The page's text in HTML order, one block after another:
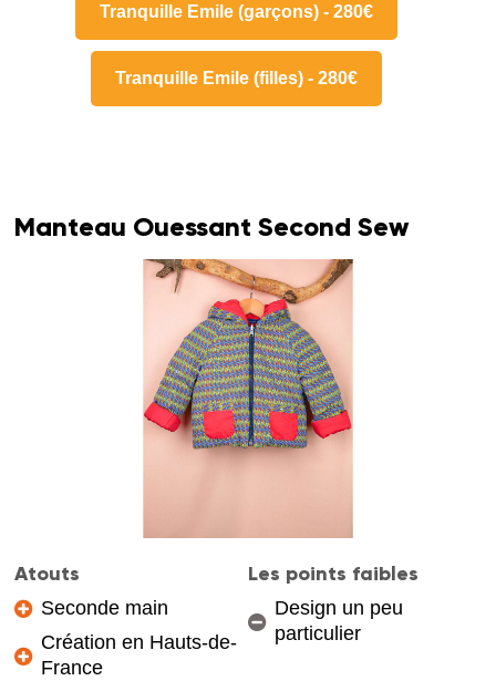
Tranquille Emile (garçons) - 280€
Tranquille Emile (filles) - 280€
Manteau Ouessant Second Sew
Atouts
Seconde main
Création en Hauts-de-
France
Les points faibles
Design un peu
particulier